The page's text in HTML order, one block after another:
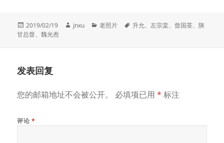
发
布
2019/02/19
作
jnxu
分
老照片
标
升允、左宗棠、 曾国荃、陕
甘总督、魏光焘
发表回复
您的邮箱地址不会被公开。 必填项已用* 标注
评论 *